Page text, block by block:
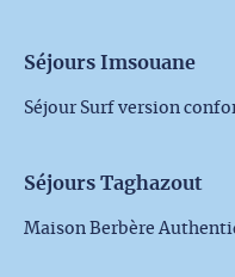
Séjours Imsouane
Séjour Surf version
Séjours Taghazout
Maison Berbère